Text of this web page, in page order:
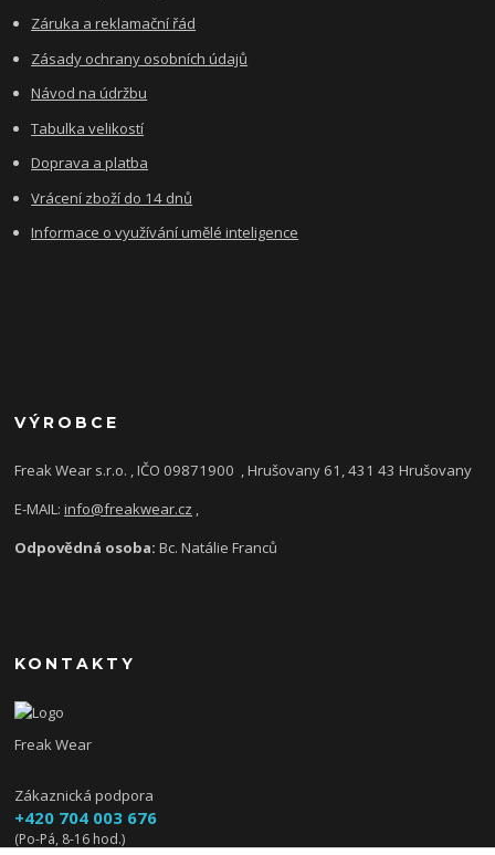
Záruka a reklamační řád
Zásady ochrany osobních údajů
Návod na údržbu
Tabulka velikostí
Doprava a platba
Vrácení zboží do 14 dnů
Informace o využívání umělé inteligence
VÝROBCE
Freak Wear s.r.o. , IČO 09871900 , Hrušovany 61, 431 43 Hrušovany
E-MAIL:info@freakwear.cz ,
Odpovědná osoba:Bc. Natálie Franců
KONTAKTY
Freak Wear
Zákaznická podpora
+420 704 003 676
(Po-Pá, 8-16 hod.)